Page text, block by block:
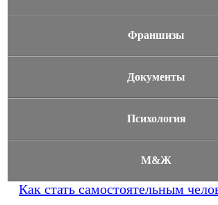
Франшизы
Документы
Психология
М&Ж
Как стать самостоятельным